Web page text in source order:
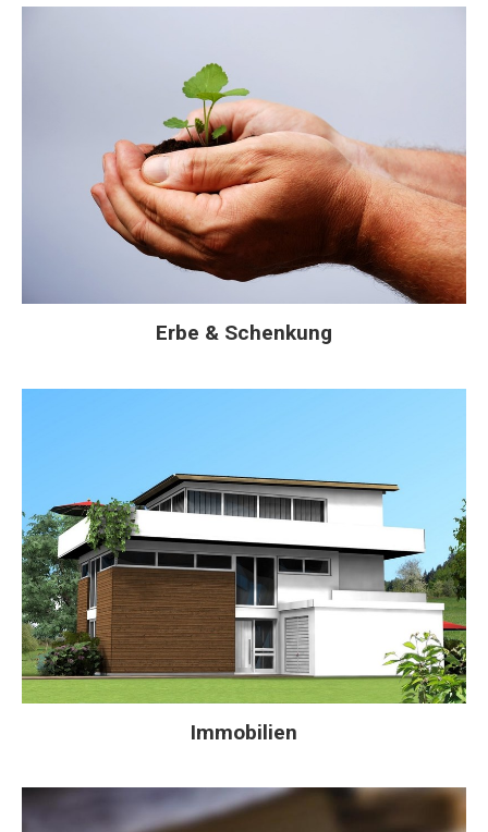
Erbe & Schenkung
Immobilien